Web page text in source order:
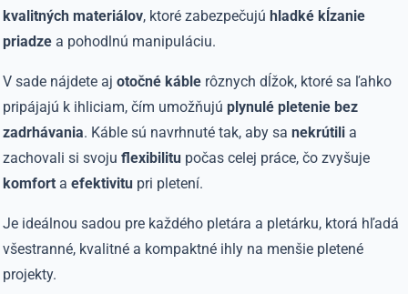
kvalitných materiálov, ktoré zabezpečujúhladké kĺzanie
priadze a pohodlnú manipuláciu.
V sade nájdete ajotočné káble rôznych dĺžok, ktoré sa ľahko
pripájajú k ihliciam, čím umožňujúplynulé pletenie bez
zadrhávania. Káble sú navrhnuté tak, aby sanekrútili a
zachovali si svojuflexibilitu počas celej práce, čo zvyšuje
komfort aefektivitu pri pletení.
Je ideálnou sadou pre každého pletára a pletárku, ktorá hľadá
všestranné, kvalitné a kompaktné ihly na menšie pletené
projekty.